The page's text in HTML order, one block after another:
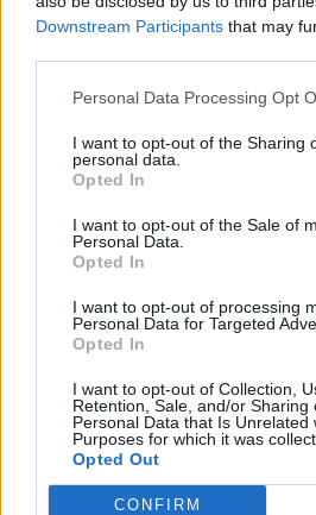
Downstream Participants that may
Personal Data Processing Opt
I want to opt-out of the Sharing
personal data.
Opted In
I want to opt-out of the Sale of
Personal Data.
Opted In
I want to opt-out of processing
Personal Data for Targeted
Opted In
I want to opt-out of Collection,
Retention, Sale, and/or Sharing
Personal Data that Is Unrelated
Purposes for which it was
Opted Out
CONFIRM
Ingyen szerezhetnek érettségit a
iskolaelhagyók Kübekházán
Az önkormányzat célja, hogy minden
Közoktatás
Székács Linda
jelent az érettségin?
Az érettségi vizsgák teljesítéséről
dokumentumot, ez azonban nem csak a
Mutatjuk, hogy mik járhatnak még a